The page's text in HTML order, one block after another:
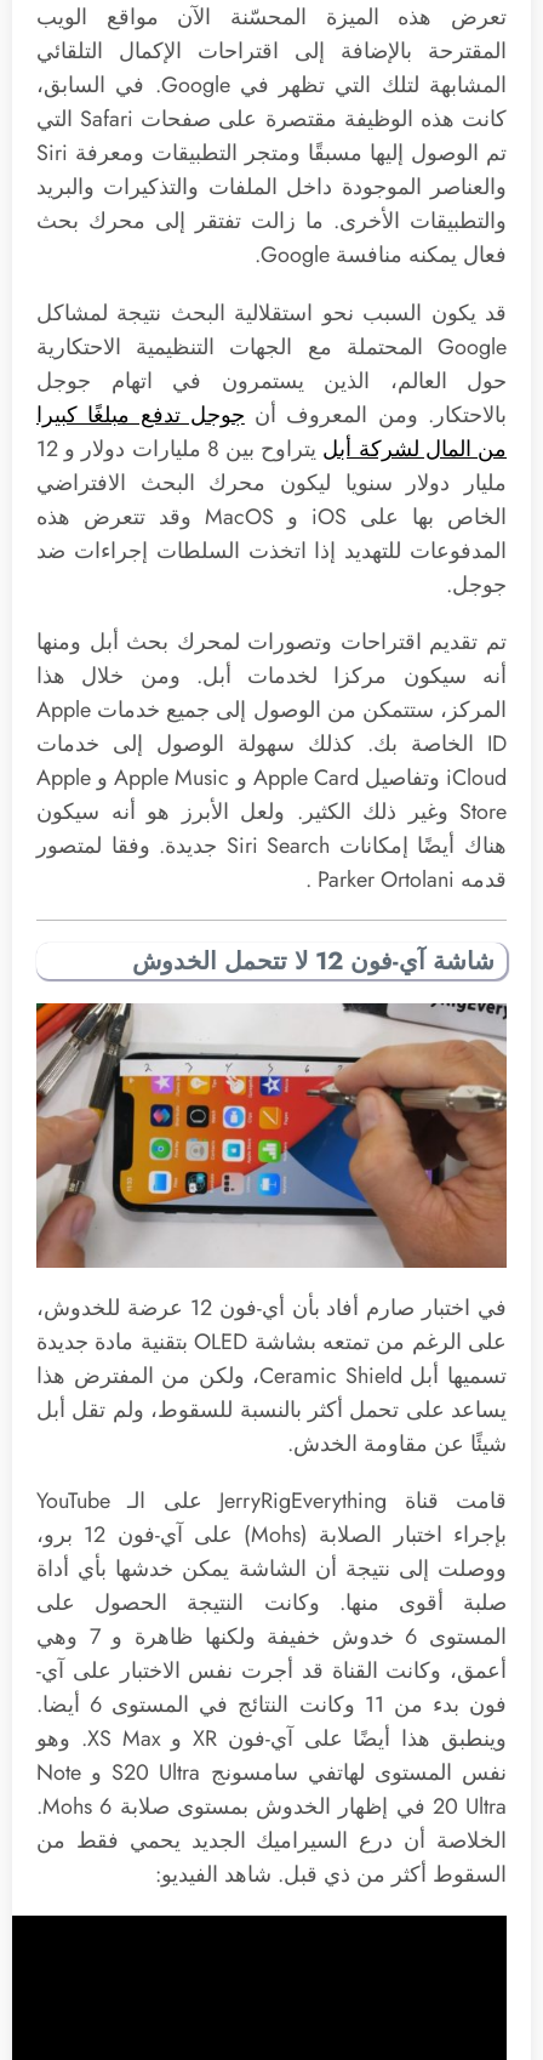
تعرض هذه الميزة المحسّنة الآن مواقع الويب
المقترحة بالإضافة إلى اقتراحات الإكمال التلقائي
المشابهة لتلك التي تظهر في Google. في السابق،
كانت هذه الوظيفة مقتصرة على صفحات Safari التي
تم الوصول إليها مسبقًا ومتجر التطبيقات ومعرفة Siri
والعناصر الموجودة داخل الملفات والتذكيرات والبريد
والتطبيقات الأخرى. ما زالت تفتقر إلى محرك بحث
فعال يمكنه منافسة Google.
قد يكون السبب نحو استقلالية البحث نتيجة لمشاكل
Google المحتملة مع الجهات التنظيمية الاحتكارية
حول العالم، الذين يستمرون في اتهام جوجل
بالاحتكار. ومن المعروف أن جوجل تدفع مبلغًا كبيرا
من المال لشركة أبل
يتراوح بين 8 مليارات دولار و 12
مليار دولار سنويا ليكون محرك البحث الافتراضي
الخاص بها على iOS و MacOS وقد تتعرض هذه
المدفوعات للتهديد إذا اتخذت السلطات إجراءات ضد
جوجل.
تم تقديم اقتراحات وتصورات لمحرك بحث أبل ومنها
أنه سيكون مركزا لخدمات أبل. ومن خلال هذا
المركز، ستتمكن من الوصول إلى جميع خدمات Apple
ID الخاصة بك. كذلك سهولة الوصول إلى خدمات
iCloud وتفاصيل Apple Card و Apple Music و Apple
Store وغير ذلك الكثير. ولعل الأبرز هو أنه سيكون
هناك أيضًا إمكانات Siri Search جديدة. وفقا لمتصور
قدمه Parker Ortolani .
شاشة آي-فون 12 لا تتحمل الخدوش
في اختبار صارم أفاد بأن أي-فون 12 عرضة للخدوش،
على الرغم من تمتعه بشاشة OLED بتقنية مادة جديدة
تسميها أبل Ceramic Shield، ولكن من المفترض هذا
يساعد على تحمل أكثر بالنسبة للسقوط، ولم تقل أبل
شيئًا عن مقاومة الخدش.
قامت قناة JerryRigEverything على الـ YouTube
بإجراء اختبار الصلابة (Mohs) على آي-فون 12 برو،
ووصلت إلى نتيجة أن الشاشة يمكن خدشها بأي أداة
صلبة أقوى منها. وكانت النتيجة الحصول على
المستوى 6 خدوش خفيفة ولكنها ظاهرة و 7 وهي
أعمق، وكانت القناة قد أجرت نفس الاختبار على آي-
فون بدء من 11 وكانت النتائج في المستوى 6 أيضا.
وينطبق هذا أيضًا على آي-فون XR و XS Max. وهو
نفس المستوى لهاتفي سامسونج S20 Ultra و Note
20 Ultra في إظهار الخدوش بمستوى صلابة Mohs 6.
الخلاصة أن درع السيراميك الجديد يحمي فقط من
السقوط أكثر من ذي قبل. شاهد الفيديو: